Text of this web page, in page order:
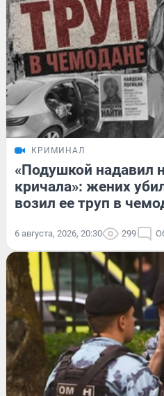
КРИМИНАЛ
«Подушкой надавил
кричала»: жених
возил ее труп в
6 августа, 2026, 20:30 299